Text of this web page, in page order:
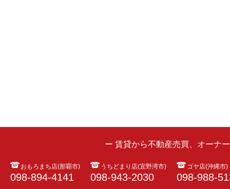
ー 賃貸から不動産売買、オーナ
おもろまち店(那覇市)
098-894-4141
うちどまり店(宜野湾市)
098-943-2030
ゴヤ店(沖縄市)
098-988-